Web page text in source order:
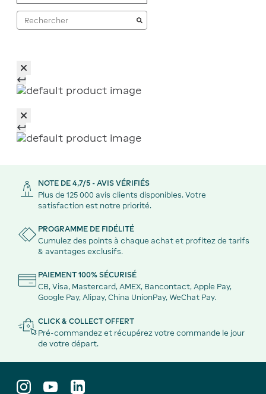
NOTE DE 4,7/5 - AVIS VÉRIFIÉS
Plus de 125 000 avis clients disponibles. Votre
satisfaction est notre priorité.
PROGRAMME DE FIDÉLITÉ
Cumulez des points à chaque achat et profitez de tarifs
& avantages exclusifs.
PAIEMENT 100% SÉCURISÉ
CB, Visa, Mastercard, AMEX, Bancontact, Apple Pay,
Google Pay, Alipay, China UnionPay, WeChat Pay.
CLICK & COLLECT OFFERT
Pré-commandez et récupérez votre commande le jour
de votre départ.